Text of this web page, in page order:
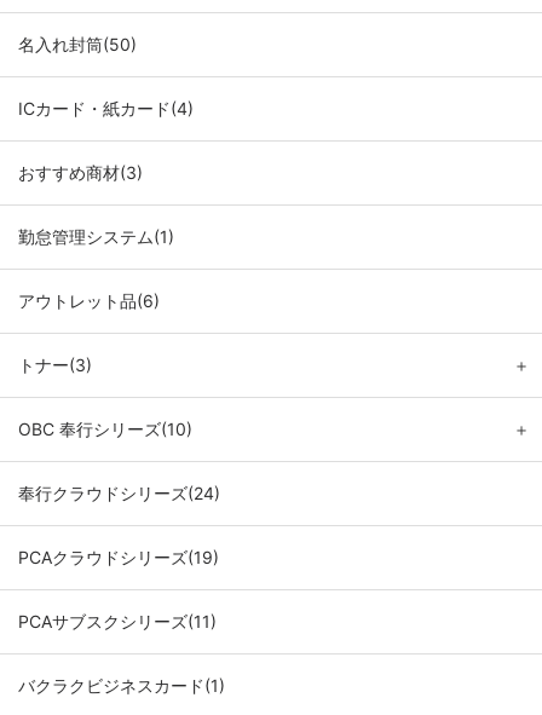
名入れ封筒(50)
ICカード・紙カード(4)
おすすめ商材(3)
勤怠管理システム(1)
アウトレット品(6)
トナー(3) ＋
OBC 奉行シリーズ(10) ＋
奉行クラウドシリーズ(24)
PCAクラウドシリーズ(19)
PCAサブスクシリーズ(11)
バクラクビジネスカード(1)